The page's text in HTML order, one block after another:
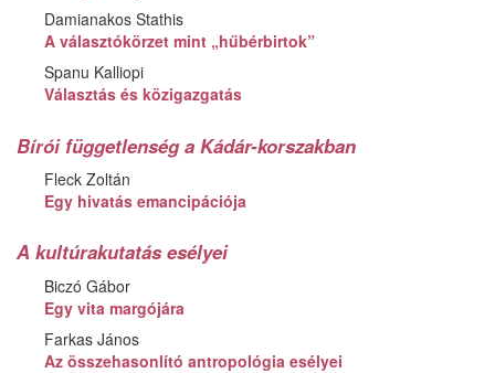
Damianakos Stathis
A választókörzet mint „hűbérbirtok”
Spanu Kalliopi
Választás és közigazgatás
Bírói függetlenség a Kádár-korszakban
Fleck Zoltán
Egy hivatás emancipációja
A kultúrakutatás esélyei
Biczó Gábor
Egy vita margójára
Farkas János
Az összehasonlító antropológia esélyei